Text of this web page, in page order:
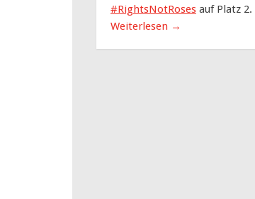
#RightsNotRoses auf Platz 2.
Weiterlesen →